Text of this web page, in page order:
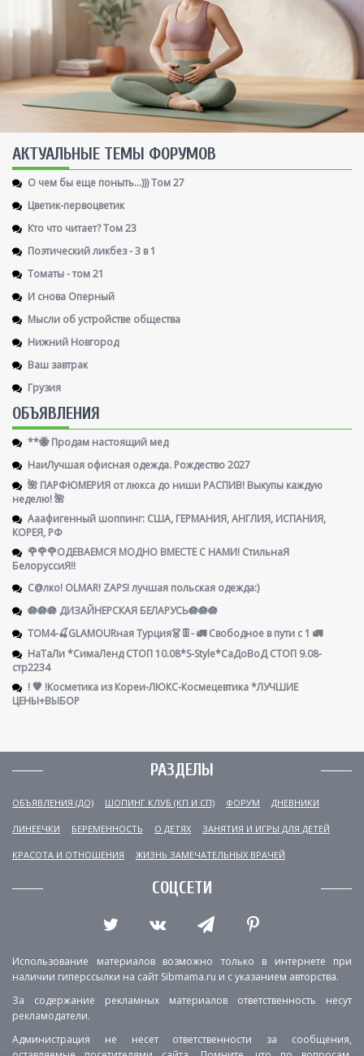
AКТУАЛЬНЫЕ ТЕМЫ ФОРУМОВ
О чем бы еще поныть...))) Том 27
Цветик-первоцветик
Кто что читает? Том 23
Поэтический ликбез - 3 в 1
Томаты - том 21
И снова Оперный
Мысли об устройстве общества
Нижний Новгород
Ваш завтрак
Грузия
ОБЪЯВЛЕНИЯ
**🐝 Продам настоящий мед
НаиЛучшая офисная одежда. Рождество 2027
🌺 ПАРФЮМЕРИЯ от люкса до ниши РАСПИВ! Выкупы каждую
неделю! 🌺
Ааафигенный шоппинг: США, ГЕРМАНИЯ, АНГЛИЯ, ИСПАНИЯ,
КОРЕЯ, РФ
🌹🌹🌹ОДЕВАЕМСЯ МОДНО ВМЕСТЕ С НАМИ! СтильнаЯ
БелоруссиЯ‼
С@лко! OLMAR! ZAPS! лучшая польская одежда:)
🪷🪷🪷 ДИЗАЙНЕРСКАЯ БЕЛАРУСЬ🪷🪷🪷
ТОМ4-🍒GLAMOURная Турция👗👖- 🚛 Свободное в пути с 1 🚛
НаТаЛи *СимаЛенд СТОП 10.08*S-Style*СаДоВоД СТОП 9.08-
стр2234
! 🧡 !Косметика из Кореи-ЛЮКС-Космецевтика *ЛУЧШИЕ
ЦЕНЫ+ВЫБОР
РАЗДЕЛЫ
ОБЪЯВЛЕНИЯ (ДО) ШОПИНГ КЛУБ (КП И СП) ФОРУМ ДНЕВНИКИ
ЛИНЕЕЧКИ БЕРЕМЕННОСТЬ О ДЕТЯХ ЗАНЯТИЯ И ИГРЫ ДЛЯ ДЕТЕЙ
КРАСОТА И ОТНОШЕНИЯ ЖИЗНЬ ЗАМЕЧАТЕЛЬНЫХ ВРАЧЕЙ
СОЦСЕТИ
Использование материалов возможно только в интернете при
наличии гиперссылки на сайт Sibmama.ru и с указанием авторства.
За содержание рекламных материалов ответственность несут
рекламодатели.
Администрация не несет ответственности за сообщения,